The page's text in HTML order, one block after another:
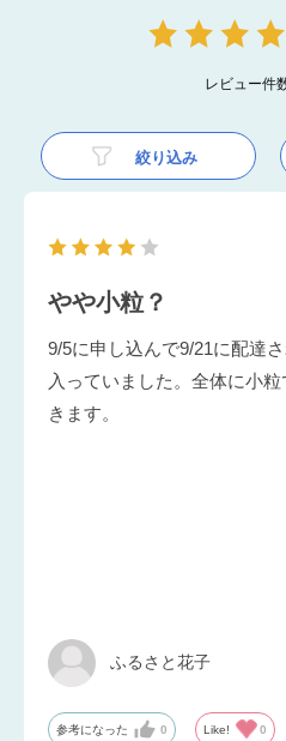
レビュー件
絞り込み
やや小粒？
9/5に申し込んで9/21に配達
入っていました。全体に小
きます。
ふるさと花子
参考になった 0 Like! 0